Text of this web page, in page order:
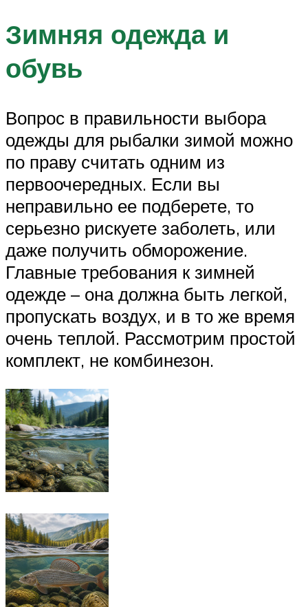
Зимняя одежда и
обувь
Вопрос в правильности выбора
одежды для рыбалки зимой можно
по праву считать одним из
первоочередных. Если вы
неправильно ее подберете, то
серьезно рискуете заболеть, или
даже получить обморожение.
Главные требования к зимней
одежде – она должна быть легкой,
пропускать воздух, и в то же время
очень теплой. Рассмотрим простой
комплект, не комбинезон.